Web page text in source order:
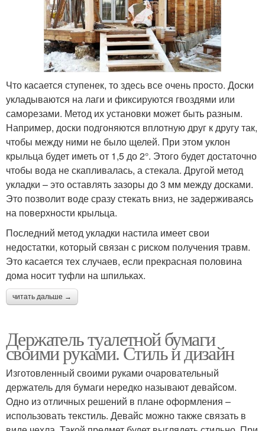
Что касается ступенек, то здесь все очень просто. Доски
укладываются на лаги и фиксируются гвоздями или
саморезами. Метод их установки может быть разным.
Например, доски подгоняются вплотную друг к другу так,
чтобы между ними не было щелей. При этом уклон
крыльца будет иметь от 1,5 до 2°. Этого будет достаточно
чтобы вода не скапливалась, а стекала. Другой метод
укладки – это оставлять зазоры до 3 мм между досками.
Это позволит воде сразу стекать вниз, не задерживаясь
на поверхности крыльца.
Последний метод укладки настила имеет свои
недостатки, который связан с риском получения травм.
Это касается тех случаев, если прекрасная половина
дома носит туфли на шпильках.
читать дальше →
Держатель туалетной бумаги
своими руками. Стиль и дизайн
Изготовленный своими руками очаровательный
держатель для бумаги нередко называют девайсом.
Одно из отличных решений в плане оформления –
использовать текстиль. Девайс можно также связать в